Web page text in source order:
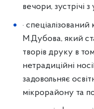
вечори, зустрічі
·
М.Дубова, який
творів друку в
нетрадиційні
задовольняє
мікрорайону та